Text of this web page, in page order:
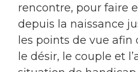
rencontre, pour faire
depuis la naissance
les points de vue
le désir, le couple et